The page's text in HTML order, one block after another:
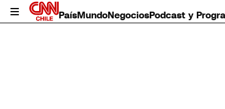
PaísMundoNegociosPodcast y